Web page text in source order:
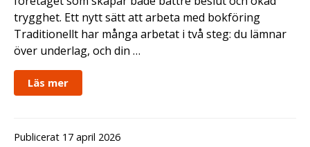
trygghet. Ett nytt sätt att arbeta med bokföring
Traditionellt har många arbetat i två steg: du lämnar
över underlag, och din …
Läs mer
Publicerat 17 april 2026